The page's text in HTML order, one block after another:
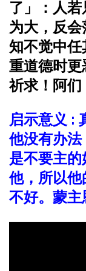
了」：人
为大，反
知不觉中
重道德时更
祈求！阿们
启示意义 :
他没有办
是不要主
他，所以
不好。蒙主